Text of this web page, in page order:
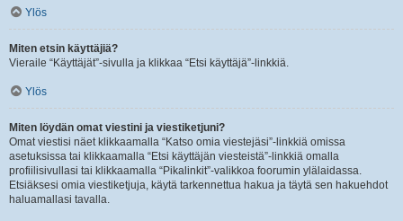
Ylös
Miten etsin käyttäjiä?
Vieraile “Käyttäjät”-sivulla ja klikkaa “Etsi käyttäjä”-linkkiä.
Ylös
Miten löydän omat viestini ja viestiketjuni?
Omat viestisi näet klikkaamalla “Katso omia viestejäsi”-linkkiä omissa
asetuksissa tai klikkaamalla “Etsi käyttäjän viesteistä”-linkkiä omalla
profiilisivullasi tai klikkaamalla “Pikalinkit”-valikkoa foorumin ylälaidassa.
Etsiäksesi omia viestiketjuja, käytä tarkennettua hakua ja täytä sen hakuehdot
haluamallasi tavalla.